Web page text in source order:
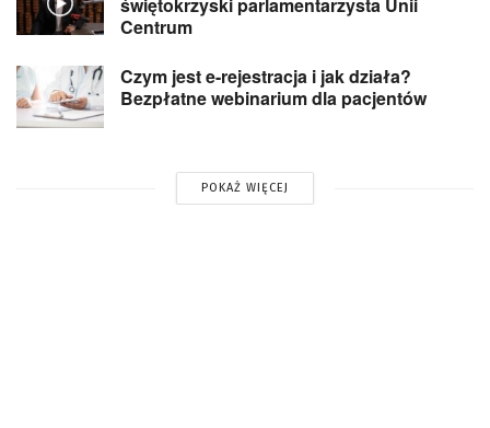
Centrum
Czym jest e-rejestracja i jak działa?
Bezpłatne webinarium dla pacjentów
POKAŻ WIĘCEJ